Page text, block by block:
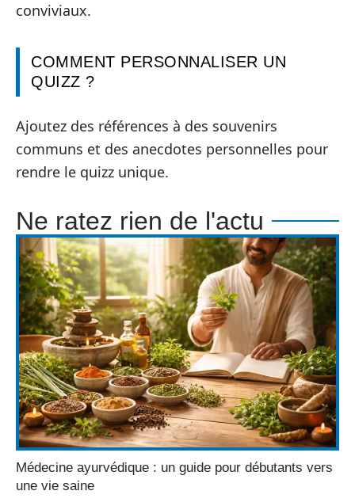
conviviaux.
COMMENT PERSONNALISER UN
QUIZZ ?
Ajoutez des références à des souvenirs
communs et des anecdotes personnelles pour
rendre le quizz unique.
Ne ratez rien de l'actu
Médecine ayurvédique : un guide pour débutants vers
une vie saine